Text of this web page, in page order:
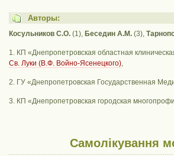
Авторы:
Косульников С.О. (1), Беседин А.М. (3),
1. КП «Днепропетровская областная
Св. Луки (В.Ф. Войно-Ясенецкого),
2. ГУ «Днепропетровская Государственная
3. КП «Днепропетровская городская
Самолікування